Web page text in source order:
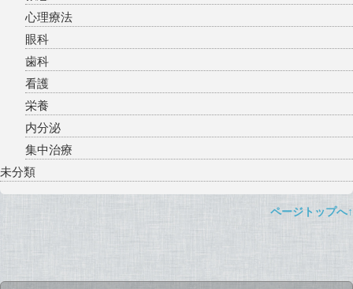
心理療法
眼科
歯科
看護
栄養
内分泌
集中治療
未分類
ページトップへ↑